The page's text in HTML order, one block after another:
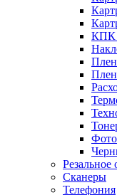
КПК
Резальное
Сканеры
Телефония